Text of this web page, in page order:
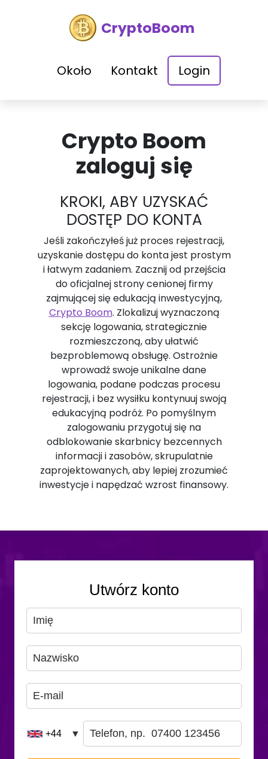
CryptoBoom
Około Kontakt Login
Crypto Boom
zaloguj się
KROKI, ABY UZYSKAĆ
DOSTĘP DO KONTA
Jeśli zakończyłeś już proces rejestracji,
uzyskanie dostępu do konta jest prostym
i łatwym zadaniem. Zacznij od przejścia
do oficjalnej strony cenionej firmy
zajmującej się edukacją inwestycyjną,
Crypto Boom. Zlokalizuj wyznaczoną
sekcję logowania, strategicznie
rozmieszczoną, aby ułatwić
bezproblemową obsługę. Ostrożnie
wprowadź swoje unikalne dane
logowania, podane podczas procesu
rejestracji, i bez wysiłku kontynuuj swoją
edukacyjną podróż. Po pomyślnym
zalogowaniu przygotuj się na
odblokowanie skarbnicy bezcennych
informacji i zasobów, skrupulatnie
zaprojektowanych, aby lepiej zrozumieć
inwestycje i napędzać wzrost finansowy.